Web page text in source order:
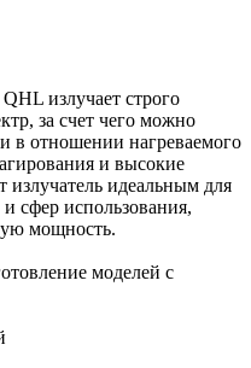
излучает строго
за счет чего можно
в отношении нагреваемого
и высокие
излучатель идеальным для
сфер использования,
мощность.
моделей с